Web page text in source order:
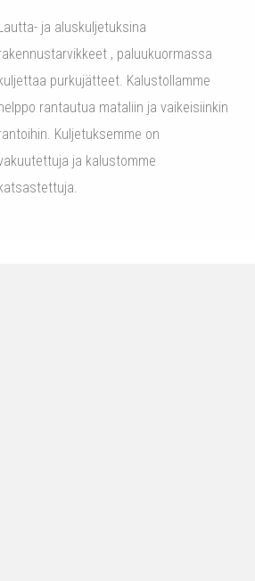
Lautta- ja aluskuljetuksina
, paluukuormassa
kuljettaa purkujätteet. Kalustollamme
helppo rantautua mataliin ja vaikeisiinkin
Kuljetuksemme on
ja kalustomme
katsastettuja.